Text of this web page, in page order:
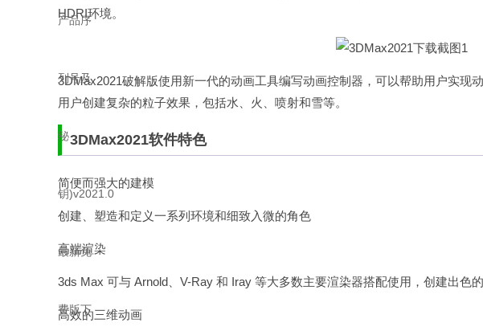
HDRI环境。
3DMax2021破解版使用新一代的动画工具编写动画控制器，可以帮助用户实现
用户创建复杂的粒子效果，包括水、火、喷射和雪等。
3DMax2021软件特色
简便而强大的建模
创建、塑造和定义一系列环境和细致入微的角色
高端渲染
3ds Max 可与 Arnold、V-Ray 和 Iray 等大多数主要渲染器搭配使用，创建出色
高效的三维动画